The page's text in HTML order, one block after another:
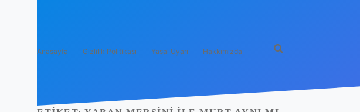
Anasayfa Gizlilik Politikası Yasal Uyarı Hakkımızda